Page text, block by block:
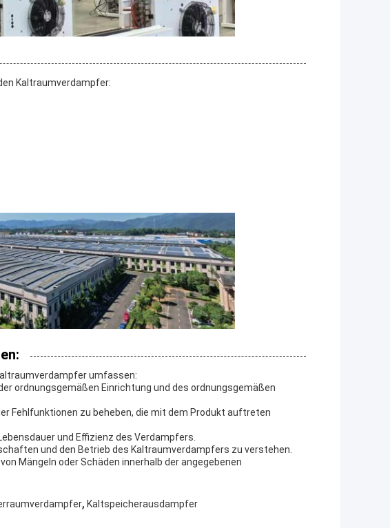
Kaltraumverdampfer:
umfassen:
ordnungsgemäßen Einrichtung und des ordnungsgemäßen
Fehlfunktionen zu beheben, die mit dem Produkt auftreten
und Effizienz des Verdampfers.
und den Betrieb des Kaltraumverdampfers zu verstehen.
Mängeln oder Schäden innerhalb der angegebenen
, Kaltspeicherausdampfer